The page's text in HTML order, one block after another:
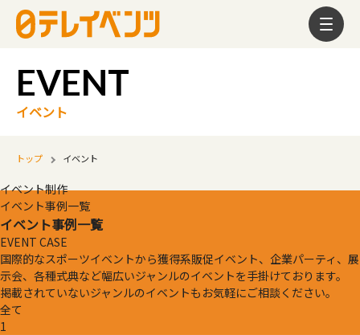
イベント
トップ イベント
イベント制作
イベント事例一覧
イベント事例一覧
EVENT CASE
国際的なスポーツイベントから獲得系販促イベント、企業パーティ、展
示会、各種式典など幅広いジャンルのイベントを手掛けております。
掲載されていないジャンルのイベントもお気軽にご相談ください。
全て
1